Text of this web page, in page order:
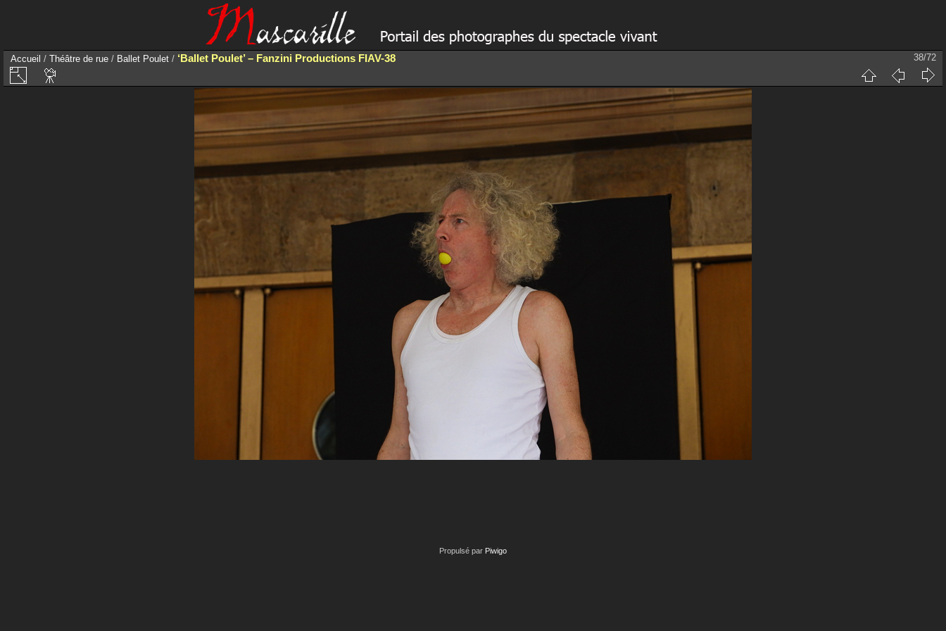
Accueil / Théâtre de rue / Ballet Poulet / ‘Ballet Poulet’ – Fanzini Productions FIAV-38 38/72
Propulsé par Piwigo